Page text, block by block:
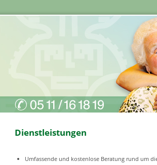
Pflegedienst in Hannover Transkultureller Pflegedienst
Dienstleistungen
Umfassende und kostenlose Beratung rund um